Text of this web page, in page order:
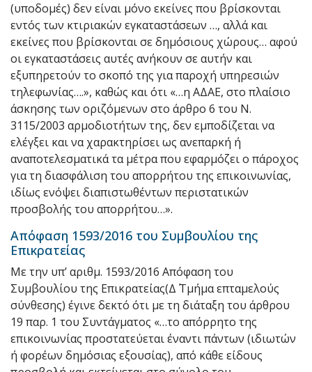
(υποδομές) δεν είναι μόνο εκείνες που βρίσκονται
εντός των κτιριακών εγκαταστάσεων …, αλλά και
εκείνες που βρίσκονται σε δημόσιους χώρους… αφού
οι εγκαταστάσεις αυτές ανήκουν σε αυτήν και
εξυπηρετούν το σκοπό της για παροχή υπηρεσιών
τηλεφωνίας….», καθώς και ότι «…η ΑΔΑΕ, στο πλαίσιο
άσκησης των οριζόμενων στο άρθρο 6 του Ν.
3115/2003 αρμοδιοτήτων της, δεν εμποδίζεται να
ελέγξει και να χαρακτηρίσει ως ανεπαρκή ή
αναποτελεσματικά τα μέτρα που εφαρμόζει ο πάροχος
για τη διασφάλιση του απορρήτου της επικοινωνίας,
ιδίως ενόψει διαπιστωθέντων περιστατικών
προσβολής του απορρήτου…».
Απόφαση 1593/2016 του Συμβουλίου της
Επικρατείας
Με την υπ’ αριθμ. 1593/2016 Απόφαση του
Συμβουλίου της Επικρατείας(Δ΄ Τμήμα επταμελούς
σύνθεσης) έγινε δεκτό ότι με τη διάταξη του άρθρου
19 παρ. 1 του Συντάγματος «…το απόρρητο της
επικοινωνίας προστατεύεται έναντι πάντων (ιδιωτών
ή φορέων δημόσιας εξουσίας), από κάθε είδους